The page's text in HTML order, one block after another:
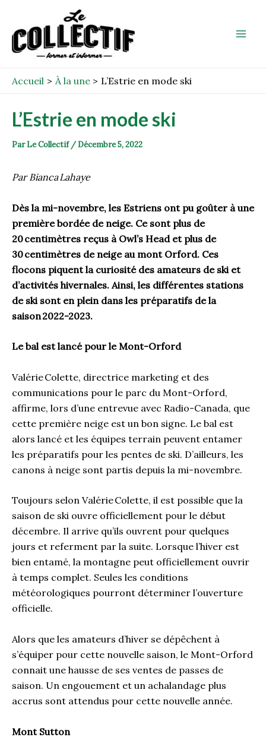
contenu
Accueil À la une L’Estrie en mode ski
L’Estrie en mode ski
ParLe Collectif /Décembre 5, 2022
Par Bianca Lahaye
Dès la mi-novembre, les Estriens ont pu goûter à une
première bordée de neige. Ce sont plus de
20 centimètres reçus à Owl’s Head et plus de
30 centimètres de neige au mont Orford. Ces
flocons piquent la curiosité des amateurs de ski et
d’activités hivernales. Ainsi, les différentes stations
de ski sont en plein dans les préparatifs de la
saison 2022-2023.
Le bal est lancé pour le Mont-Orford
Valérie Colette, directrice marketing et des
communications pour le parc du Mont-Orford,
affirme, lors d’une entrevue avec Radio-Canada, que
cette première neige est un bon signe. Le bal est
alors lancé et les équipes terrain peuvent entamer
les préparatifs pour les pentes de ski. D’ailleurs, les
canons à neige sont partis depuis la mi-novembre.
Toujours selon Valérie Colette, il est possible que la
saison de ski ouvre officiellement pour le début
décembre. Il arrive qu’ils ouvrent pour quelques
jours et referment par la suite. Lorsque l’hiver est
bien entamé, la montagne peut officiellement ouvrir
à temps complet. Seules les conditions
météorologiques pourront déterminer l’ouverture
officielle.
Alors que les amateurs d’hiver se dépêchent à
s’équiper pour cette nouvelle saison, le Mont-Orford
connait une hausse de ses ventes de passes de
saison. Un engouement et un achalandage plus
accrus sont attendus pour cette nouvelle année.
Mont Sutton
navigation